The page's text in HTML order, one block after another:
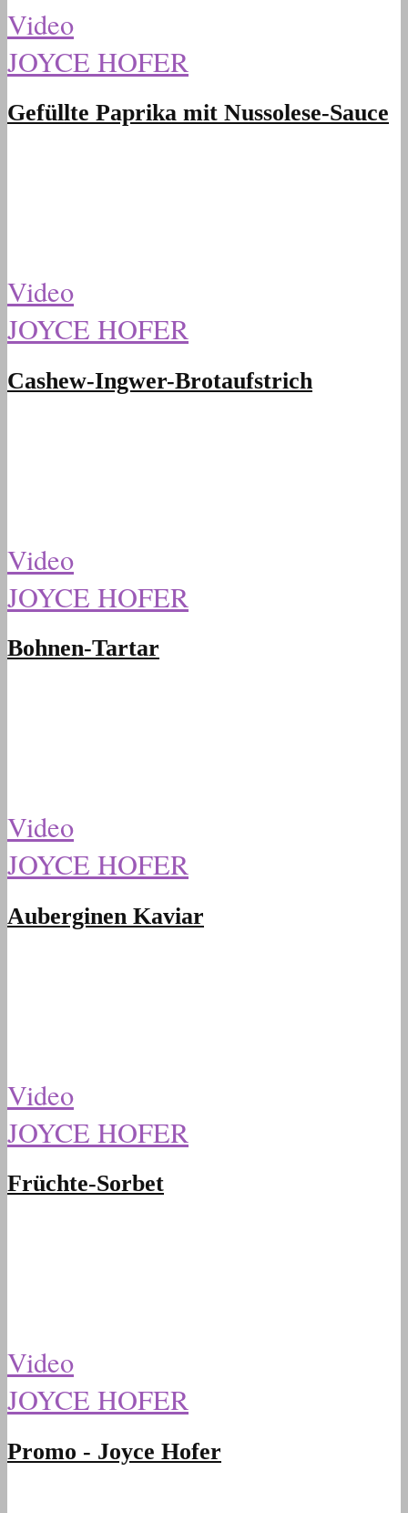
Video
JOYCE HOFER
Gefüllte Paprika mit Nussolese-Sauce
Video
JOYCE HOFER
Cashew-Ingwer-Brotaufstrich
Video
JOYCE HOFER
Bohnen-Tartar
Video
JOYCE HOFER
Auberginen Kaviar
Video
JOYCE HOFER
Früchte-Sorbet
Video
JOYCE HOFER
Promo - Joyce Hofer